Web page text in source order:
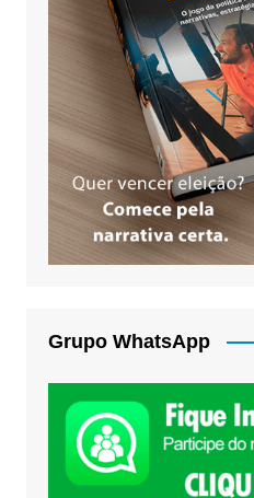
Grupo WhatsApp